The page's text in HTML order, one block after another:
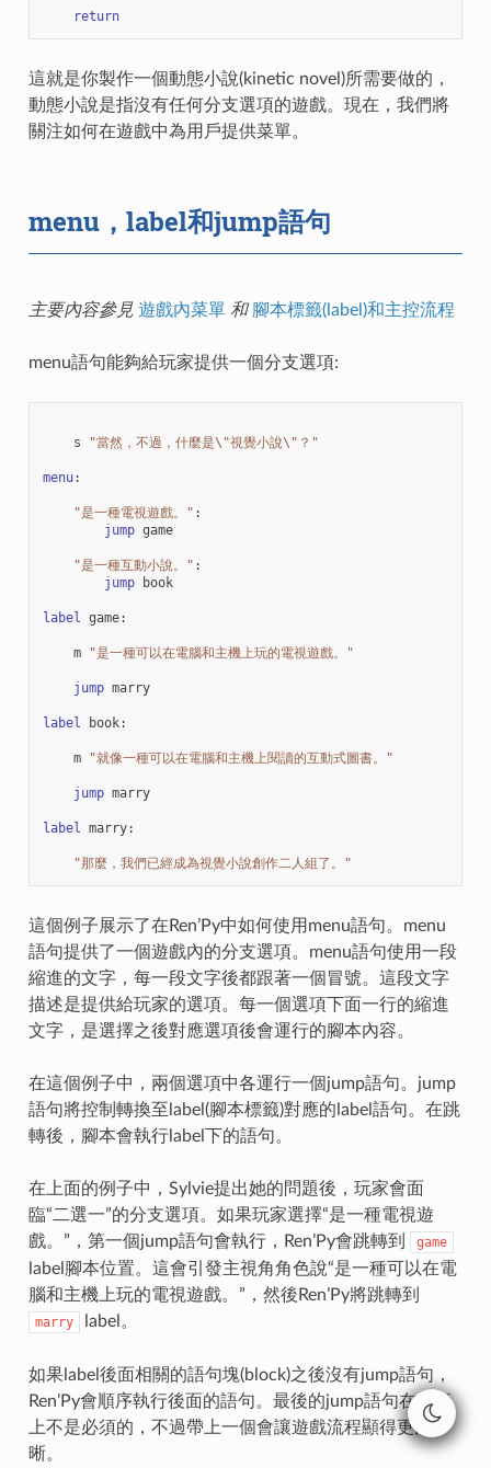
return
這就是你製作一個動態小說(kinetic novel)所需要做的，
動態小說是指沒有任何分支選項的遊戲。現在，我們將
關注如何在遊戲中為用戶提供菜單。
menu，label和jump語句
主要內容參見 遊戲內菜單 和 腳本標籤(label)和主控流程
menu語句能夠給玩家提供一個分支選項:
s "當然，不過，什麼是\"視覺小說\" ？"
menu:
"是一種電視遊戲。" :
jump game
"是一種互動小說。" :
jump
book
label game:
m "是一種可以在電腦和主機上玩的電視遊戲。"
jump marry
label book:
m "就像一種可以在電腦和主機上閱讀的互動式圖書。"
jump marry
label marry:
"那麼，我們已經成為視覺小說創作二人組了。"
這個例子展示了在Ren’Py中如何使用menu語句。menu
語句提供了一個遊戲內的分支選項。menu語句使用一段
縮進的文字，每一段文字後都跟著一個冒號。這段文字
描述是提供給玩家的選項。每一個選項下面一行的縮進
文字，是選擇之後對應選項後會運行的腳本內容。
在這個例子中，兩個選項中各運行一個jump語句。jump
語句將控制轉換至label(腳本標籤)對應的label語句。在跳
轉後，腳本會執行label下的語句。
在上面的例子中，Sylvie提出她的問題後，玩家會面
臨“二選一”的分支選項。如果玩家選擇“是一種電視遊
戲。”，第一個jump語句會執行，Ren’Py會跳轉到
game
label腳本位置。這會引發主視角角色說“是一種可以在電
腦和主機上玩的電視遊戲。”，然後Ren’Py將跳轉到
marry label。
如果label後面相關的語句塊(block)之後沒有jump語句，
Ren’Py會順序執行後面的語句。最後的jump語句在技術
上不是必須的，不過帶上一個會讓遊戲流程顯得更清
晰。